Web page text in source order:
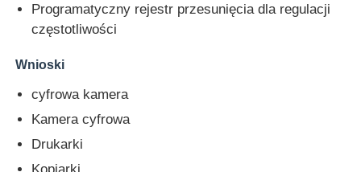
Przypadki
FPGA Field Programmable Gate Array
Jednostka mikrokontrolera MCU
Programatyczny rejestr przesunięcia dla regulacji
częstotliwości
Wnioski
cyfrowa kamera
Kamera cyfrowa
Drukarki
Kopiarki